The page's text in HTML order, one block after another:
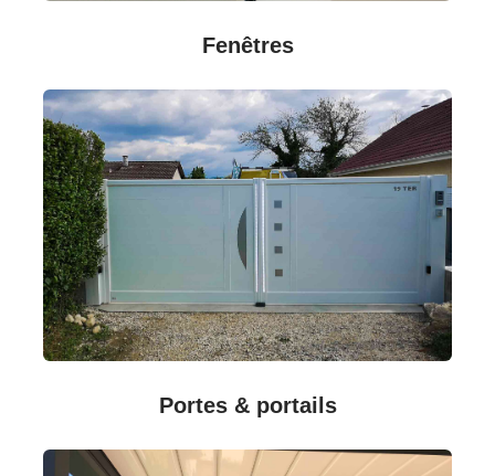
Fenêtres
Portes & portails